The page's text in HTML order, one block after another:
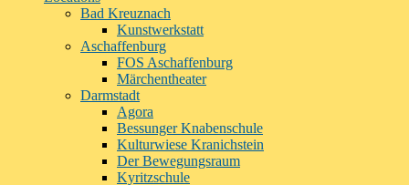
Bad Kreuznach
Kunstwerkstatt
Aschaffenburg
FOS Aschaffenburg
Märchentheater
Darmstadt
Agora
Bessunger Knabenschule
Kulturwiese Kranichstein
Der Bewegungsraum
Kyritzschule